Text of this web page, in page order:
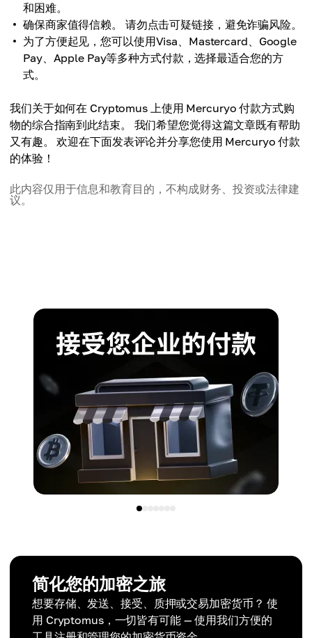
和困难。
确保商家值得信赖。 请勿点击可疑链接，避免诈骗风险。
为了方便起见，您可以使用Visa、Mastercard、Google
Pay、Apple Pay等多种方式付款，选择最适合您的方
式。
我们关于如何在 Cryptomus 上使用 Mercuryo 付款方式购
物的综合指南到此结束。 我们希望您觉得这篇文章既有帮助
又有趣。 欢迎在下面发表评论并分享您使用 Mercuryo 付款
的体验！
此内容仅用于信息和教育目的，不构成财务、投资或法律建
议。
简化您的加密之旅
想要存储、发送、接受、质押或交易加密货币？ 使
用 Cryptomus，一切皆有可能 — 使用我们方便的